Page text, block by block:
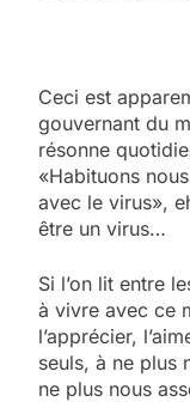
Ceci est
gouvernant du
résonne
«Habituons
avec le virus»,
être un virus…
Si l’on lit entre
à vivre avec ce
l’apprécier,
seuls, à ne plus
ne plus nous